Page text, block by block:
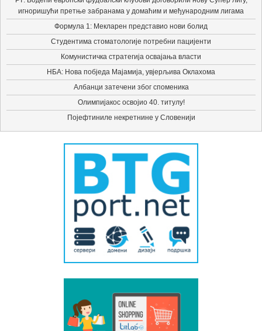
игноришући претње забранама у домаћим и међународним лигама
Формула 1: Мекларен представио нови болид
Студентима стоматологије потребни пацијенти
Комунистичка стратегија освајања власти
НБА: Нова побједа Мајамија, увјерљива Оклахома
Албанци затечени због споменика
Олимпијакос освојио 40. титулу!
Појефтиниле некретнине у Словенији